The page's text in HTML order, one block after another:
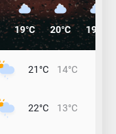
19°C 20°C 19°C
21°C 14°C
22°C 13°C